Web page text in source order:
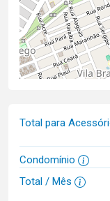
Total para
Condomínio
Total / Mês